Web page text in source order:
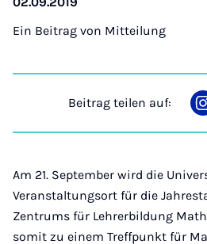
Ein Beitrag von Mitteilung
Beitrag teilen auf:
Am 21. September wird die
Veranstaltungsort für die
Zentrums für Lehrerbildung
somit zu einem Treffpunkt für